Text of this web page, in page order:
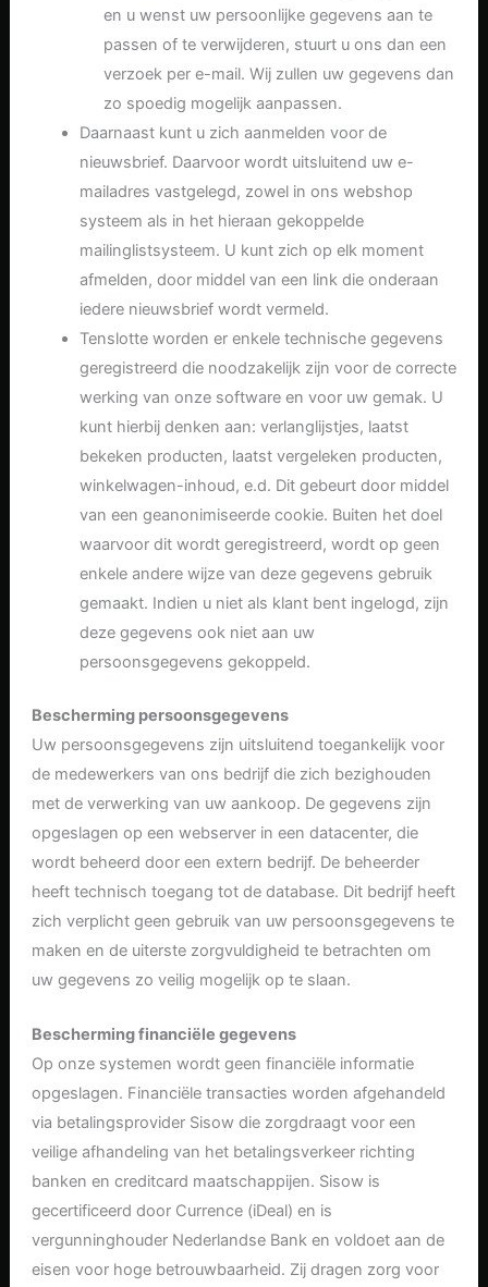
en u wenst uw persoonlijke gegevens aan te
passen of te verwijderen, stuurt u ons dan een
verzoek per e-mail. Wij zullen uw gegevens dan
zo spoedig mogelijk aanpassen.
Daarnaast kunt u zich aanmelden voor de
nieuwsbrief. Daarvoor wordt uitsluitend uw e-
mailadres vastgelegd, zowel in ons webshop
systeem als in het hieraan gekoppelde
mailinglistsysteem. U kunt zich op elk moment
afmelden, door middel van een link die onderaan
iedere nieuwsbrief wordt vermeld.
Tenslotte worden er enkele technische gegevens
geregistreerd die noodzakelijk zijn voor de correcte
werking van onze software en voor uw gemak. U
kunt hierbij denken aan: verlanglijstjes, laatst
bekeken producten, laatst vergeleken producten,
winkelwagen-inhoud, e.d. Dit gebeurt door middel
van een geanonimiseerde cookie. Buiten het doel
waarvoor dit wordt geregistreerd, wordt op geen
enkele andere wijze van deze gegevens gebruik
gemaakt. Indien u niet als klant bent ingelogd, zijn
deze gegevens ook niet aan uw
persoonsgegevens gekoppeld.
Bescherming persoonsgegevens
Uw persoonsgegevens zijn uitsluitend toegankelijk voor
de medewerkers van ons bedrijf die zich bezighouden
met de verwerking van uw aankoop. De gegevens zijn
opgeslagen op een webserver in een datacenter, die
wordt beheerd door een extern bedrijf. De beheerder
heeft technisch toegang tot de database. Dit bedrijf heeft
zich verplicht geen gebruik van uw persoonsgegevens te
maken en de uiterste zorgvuldigheid te betrachten om
uw gegevens zo veilig mogelijk op te slaan.
Bescherming financiële gegevens
Op onze systemen wordt geen financiële informatie
opgeslagen. Financiële transacties worden afgehandeld
via betalingsprovider Sisow die zorgdraagt voor een
veilige afhandeling van het betalingsverkeer richting
banken en creditcard maatschappijen. Sisow is
gecertificeerd door Currence (iDeal) en is
vergunninghouder Nederlandse Bank en voldoet aan de
eisen voor hoge betrouwbaarheid. Zij dragen zorg voor